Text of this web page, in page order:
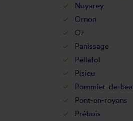
Noyarey
Ornon
Oz
Panissage
Pellafol
Pisieu
Pommier-de-
Pont-en-royans
Prébois